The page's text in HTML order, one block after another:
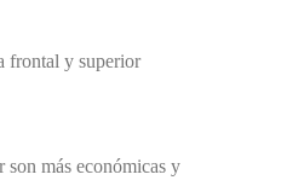
son más económicas y